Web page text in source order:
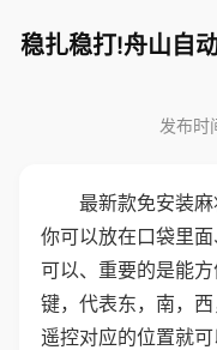
稳扎稳打!舟山自
发布时
最新款免安装麻
你可以放在口袋里
可以、重要的是能
键，代表东，南，
遥控对应的位置就